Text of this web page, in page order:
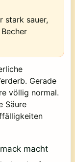
stark sauer,
Gerade
völlig normal.
Säure
macht